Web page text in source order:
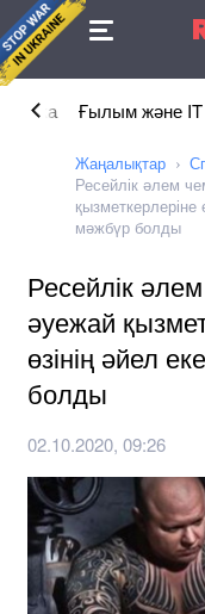
Келісімі
Ғылым және IT
Жаңалықтар
Ресейлік әлем
қызметкерлеріне
мәжбүр болды
Ресейлік
әуежай
өзінің әйел
болды
02.10.2020, 09:26